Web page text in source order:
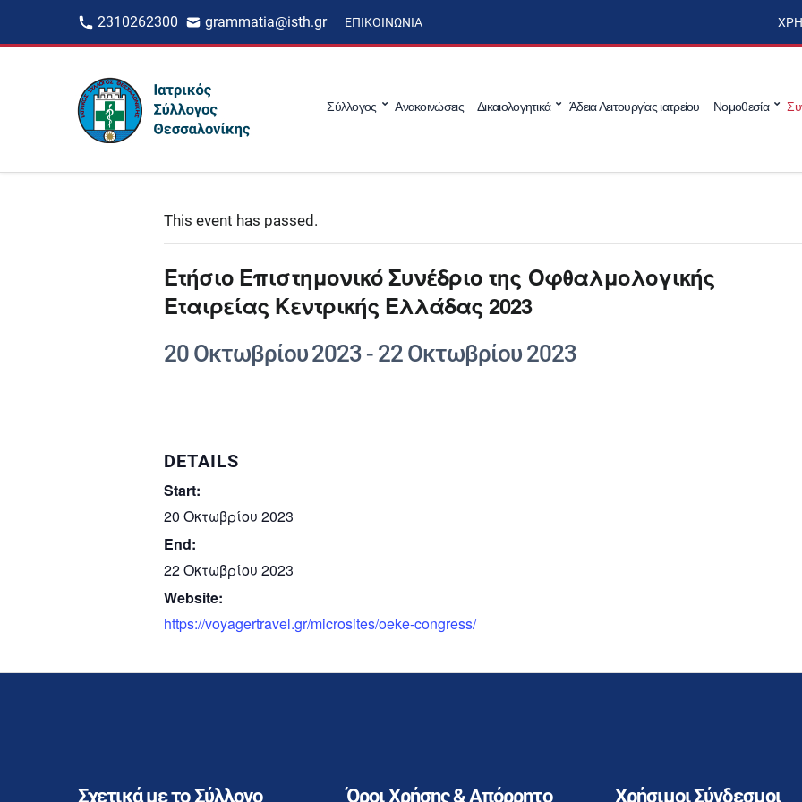
2310262300 grammatia@isth.gr ΕΠΙΚΟΙΝΩΝΊΑ
Σύλλογος Ανακοινώσεις Δικαιολογητικά Άδεια Λειτουργίας ιατρείου Νομοθεσία
This event has passed.
Ετήσιο Επιστημονικό Συνέδριο της Οφθαλμολογικής
Εταιρείας Κεντρικής Ελλάδας 2023
20 Οκτωβρίου 2023 - 22 Οκτωβρίου 2023
DETAILS
Start:
20 Οκτωβρίου 2023
End:
22 Οκτωβρίου 2023
Website:
https://voyagertravel.gr/microsites/oeke-congress/
Σχετικά με το Σύλλογο Όροι Χρήσης & Απόρρητο Χρήσιμοι Σύνδεσμοι